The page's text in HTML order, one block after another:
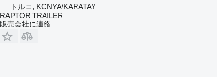
トルコ, KONYA/KARATAY
RAPTOR TRAILER
販売会社に連絡